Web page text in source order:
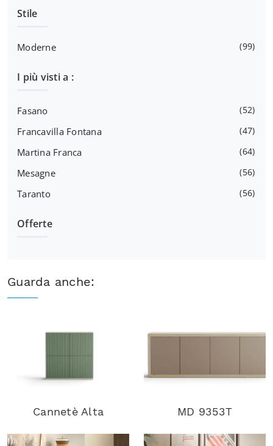
Stile
Moderne 99
I più visti a :
Fasano 52
Francavilla Fontana 47
Martina Franca 64
Mesagne 56
Taranto 56
Offerte
Guarda anche:
Cannetè Alta MD 9353T